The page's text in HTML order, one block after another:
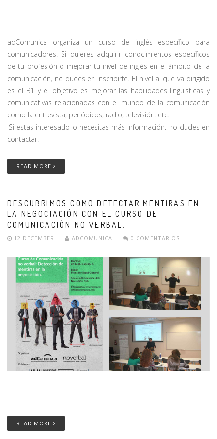
adComunica organiza un curso de inglés específico para
comunicadores. Si quieres adquirir conocimientos específicos
de tu profesión o mejorar tu nivel de inglés en el ámbito de la
comunicación, no dudes en inscribirte. El nivel al que va dirigido
es el B1 y el objetivo es mejorar las habilidades lingüisticas y
comunicativas relacionadas con el mundo de la comunicación
como la entrevista, periódicos, radio, televisión, etc.
¡Si estas interesado o necesitas más información, no dudes en
contactar!
READ MORE
DESCUBRIMOS COMO DETECTAR MENTIRAS EN
LA NEGOCIACIÓN CON EL CURSO DE
COMUNICACIÓN NO VERBAL.
12 DECEMBER ADCOMUNICA 0 COMENTARIOS
READ MORE